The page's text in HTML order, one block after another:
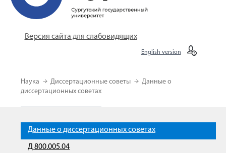
Версия сайта для слабовидящих
English version
Наука Диссертационные советы
Данные о
диссертационных советах
Данные о диссертационных советах
Д 800.005.04